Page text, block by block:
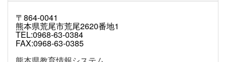
〒864-0041
熊本県荒尾市荒尾2620番地1
TEL:0968-63-0384
FAX:0968-63-0385